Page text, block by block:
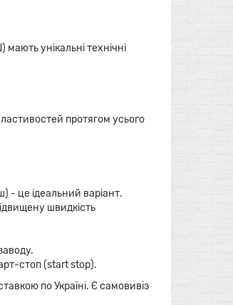
унікальні технічні
протягом усього
- це ідеальний варіант.
швидкість
стоп (start stop).
по Україні. Є самовивіз